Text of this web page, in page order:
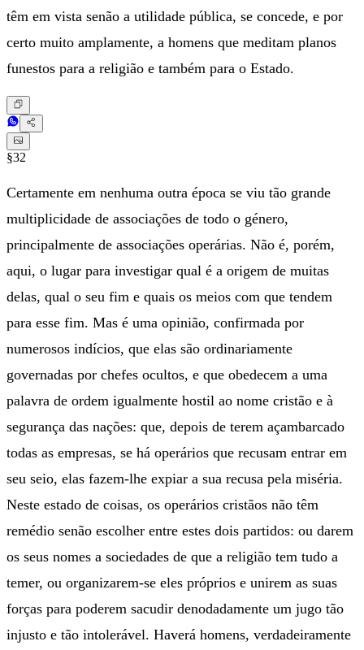
têm em vista senão a utilidade pública, se concede, e por
certo muito amplamente, a homens que meditam planos
funestos para a religião e também para o Estado.
§32
Certamente em nenhuma outra época se viu tão grande
multiplicidade de associações de todo o género,
principalmente de associações operárias. Não é, porém,
aqui, o lugar para investigar qual é a origem de muitas
delas, qual o seu fim e quais os meios com que tendem
para esse fim. Mas é uma opinião, confirmada por
numerosos indícios, que elas são ordinariamente
governadas por chefes ocultos, e que obedecem a uma
palavra de ordem igualmente hostil ao nome cristão e à
segurança das nações: que, depois de terem açambarcado
todas as empresas, se há operários que recusam entrar em
seu seio, elas fazem-lhe expiar a sua recusa pela miséria.
Neste estado de coisas, os operários cristãos não têm
remédio senão escolher entre estes dois partidos: ou darem
os seus nomes a sociedades de que a religião tem tudo a
temer, ou organizarem-se eles próprios e unirem as suas
forças para poderem sacudir denodadamente um jugo tão
injusto e tão intolerável. Haverá homens, verdadeiramente